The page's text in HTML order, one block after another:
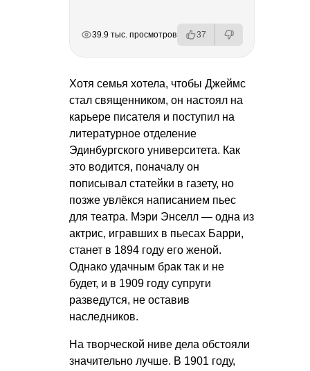
39.9 тыс. просмотров 37
Хотя семья хотела, чтобы Джеймс
стал священником, он настоял на
карьере писателя и поступил на
литературное отделение
Эдинбургского университета. Как
это водится, поначалу он
пописывал статейки в газету, но
позже увлёкся написанием пьес
для театра. Мэри Энселл — одна из
актрис, игравших в пьесах Барри,
станет в 1894 году его женой.
Однако удачным брак так и не
будет, и в 1909 году супруги
разведутся, не оставив
наследников.
На творческой ниве дела обстояли
значительно лучше. В 1901 году,